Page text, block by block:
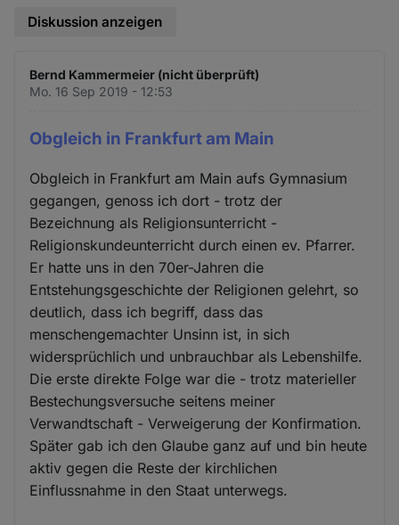
Diskussion anzeigen
Bernd Kammermeier (nicht überprüft)
Mo. 16 Sep 2019 - 12:53
Obgleich in Frankfurt am Main
Obgleich in Frankfurt am Main aufs Gymnasium
gegangen, genoss ich dort - trotz der
Bezeichnung als Religionsunterricht -
Religionskundeunterricht durch einen ev. Pfarrer.
Er hatte uns in den 70er-Jahren die
Entstehungsgeschichte der Religionen gelehrt, so
deutlich, dass ich begriff, dass das
menschengemachter Unsinn ist, in sich
widersprüchlich und unbrauchbar als Lebenshilfe.
Die erste direkte Folge war die - trotz materieller
Bestechungsversuche seitens meiner
Verwandtschaft - Verweigerung der Konfirmation.
Später gab ich den Glaube ganz auf und bin heute
aktiv gegen die Reste der kirchlichen
Einflussnahme in den Staat unterwegs.